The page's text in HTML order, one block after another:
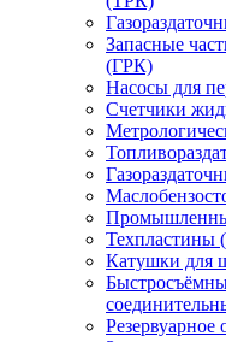
Запасные
(ГРК)
Насосы для
Счетчики
Техпластины
Катушки для
Резервуарное